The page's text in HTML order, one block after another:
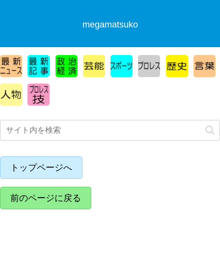
megamatsuko
トップページへ
前のページに戻る